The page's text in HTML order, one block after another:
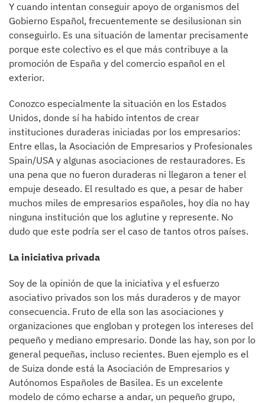
Y cuando intentan conseguir apoyo de organismos del
Gobierno Español, frecuentemente se desilusionan sin
conseguirlo. Es una situación de lamentar precisamente
porque este colectivo es el que más contribuye a la
promoción de España y del comercio español en el
exterior.
Conozco especialmente la situación en los Estados
Unidos, donde sí ha habido intentos de crear
instituciones duraderas iniciadas por los empresarios:
Entre ellas, la Asociación de Empresarios y Profesionales
Spain/USA y algunas asociaciones de restauradores. Es
una pena que no fueron duraderas ni llegaron a tener el
empuje deseado. El resultado es que, a pesar de haber
muchos miles de empresarios españoles, hoy día no hay
ninguna institución que los aglutine y represente. No
dudo que este podría ser el caso de tantos otros países.
La iniciativa privada
Soy de la opinión de que la iniciativa y el esfuerzo
asociativo privados son los más duraderos y de mayor
consecuencia. Fruto de ella son las asociaciones y
organizaciones que engloban y protegen los intereses del
pequeño y mediano empresario. Donde las hay, son por lo
general pequeñas, incluso recientes. Buen ejemplo es el
de Suiza donde está la Asociación de Empresarios y
Autónomos Españoles de Basilea. Es un excelente
modelo de cómo echarse a andar, un pequeño grupo,